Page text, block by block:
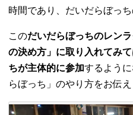
時間であり、だいだらぼっち
このだいだらぼっちのレン
の決め方」に取り入れてみて
ちが主体的に参加するよう
らぼっち」のやり方をお伝え